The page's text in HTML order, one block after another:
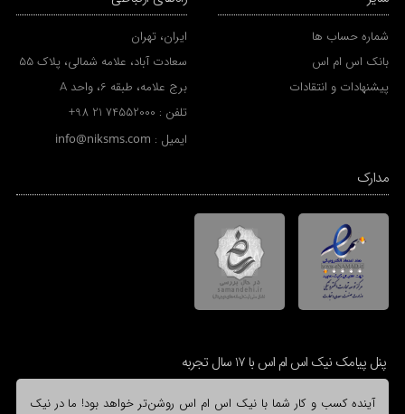
شماره حساب ها
بانک اس ام اس
پیشنهادات و انتقادات
ایران، تهران
سعادت آباد، علامه شمالی، پلاک 55
برج علامه، طبقه 6، واحد A
تلفن : +98 21 74552000
ایمیل : info@niksms.com
مدارک
پنل پیامک نیک اس ام اس با 17 سال تجربه
آینده کسب و کار شما با نیک اس ام اس روشن‌تر خواهد بود! ما در نیک